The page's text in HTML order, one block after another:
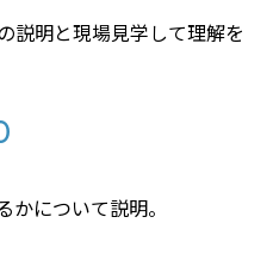
説明と現場見学して理解を
かについて説明。